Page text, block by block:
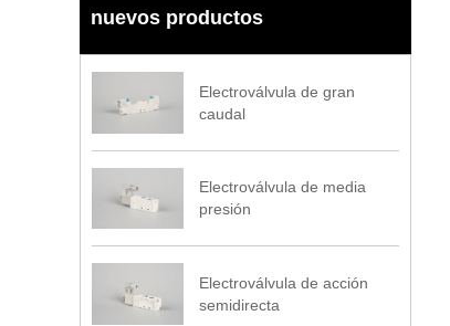
nuevos productos
Electroválvula de gran
caudal
Electroválvula de media
presión
Electroválvula de acción
semidirecta